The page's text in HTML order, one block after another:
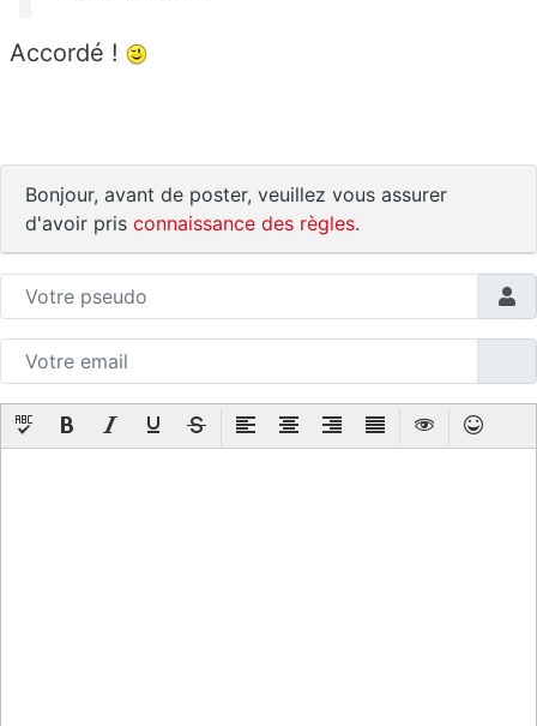
Accordé !
Bonjour, avant de poster, veuillez vous assurer
d'avoir pris connaissance des règles.